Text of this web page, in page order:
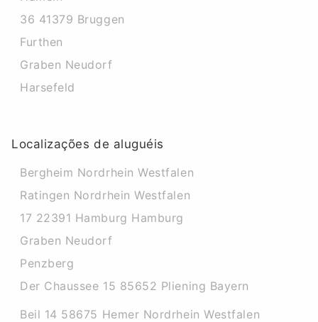
36 41379 Bruggen
Furthen
Graben Neudorf
Harsefeld
Localizações de aluguéis
Bergheim Nordrhein Westfalen
Ratingen Nordrhein Westfalen
17 22391 Hamburg Hamburg
Graben Neudorf
Penzberg
Der Chaussee 15 85652 Pliening Bayern
Beil 14 58675 Hemer Nordrhein Westfalen